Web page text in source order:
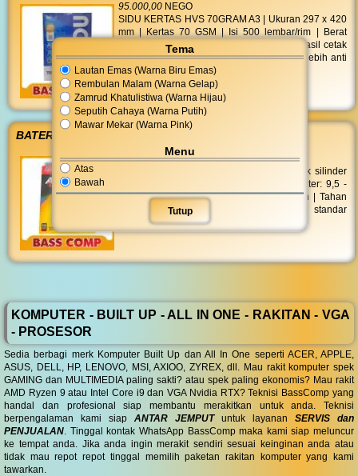
Tema
Lautan Emas (Warna Biru Emas)
Rembulan Malam (Warna Gelap)
Zamrud Khatulistiwa (Warna Hijau)
Seputih Cahaya (Warna Putih)
Mawar Mekar (Warna Pink)
Menu
Atas
Bawah
Tutup
95.000,00 NEGO
SIDU KERTAS HVS 70GRAM A3 | Ukuran 297 x 420
mm | Kertas 70 GSM | Isi 500 lembar/rim | Berat
4366 gr | Putih polos cerah dan bersih | Hasil cetak
kontras tajam | Extra tebal ramah di printer lebih anti
macet dibanding merk lain
BATERAI ALKALINE AAA 2S
14.000,00NEGO
ABC Alkaline LR-03 MP AAA 2'S berbentuk silinder
dengan tinggi maximum 44,5 mm | Diameter: 9,5 -
10,5 mm | Daya: 1,5 volt | Jumlah: 2 buah | Tahan
lama | Batu baterai ini telah memenuhi standar
ramah lingkungan
KOMPUTER - BUILT UP - ALL IN ONE - RAKITAN - VGA
- PROSESOR
Sedia berbagi merk Komputer Built Up dan All In One seperti ACER, APPLE,
ASUS, DELL, HP, LENOVO, MSI, AXIOO, ZYREX, dll. Mau rakit komputer spek
GAMING dan MULTIMEDIA paling sakti? atau spek paling ekonomis? Mau rakit
AMD Ryzen 9 atau Intel Core i9 dan VGA Nvidia RTX? Teknisi BassComp yang
handal dan profesional siap membantu merakitkan untuk anda. Teknisi
berpengalaman kami siap ANTAR JEMPUTuntuk layanan SERVIS dan
PENJUALAN. Tinggal kontak WhatsApp BassComp maka kami siap meluncur
ke tempat anda. Jika anda ingin merakit sendiri sesuai keinginan anda atau
tidak mau repot repot tinggal memilih paketan rakitan komputer yang kami
tawarkan.